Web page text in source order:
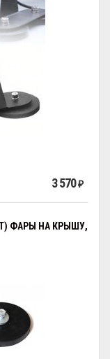
3 570 ₽
ФАРЫ НА КРЫШУ,